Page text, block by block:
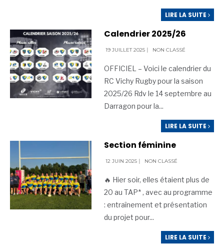
LIRE LA SUITE
Calendrier 2025/26
19 JUILLET 2025 NON CLASSÉ
OFFICIEL – Voici le calendrier du
RC Vichy Rugby pour la saison
2025/26 Rdv le 14 septembre au
Darragon pour la...
LIRE LA SUITE
Section féminine
12 JUIN 2025 NON CLASSÉ
🔥 Hier soir, elles étaient plus de
20 au TAP* , avec au programme
: entraînement et présentation
du projet pour...
LIRE LA SUITE